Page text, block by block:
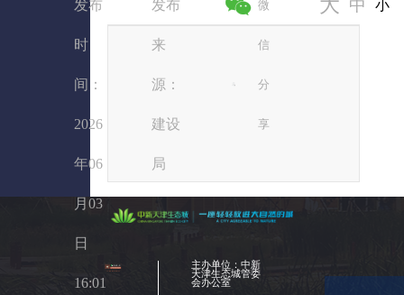
发布
时
间：
2026
年06
月03
日
16:01
发布
来
源：
建设
局
微
信
分
享
大 中 小
主办单位：中新
天津生态城管委
会办公室